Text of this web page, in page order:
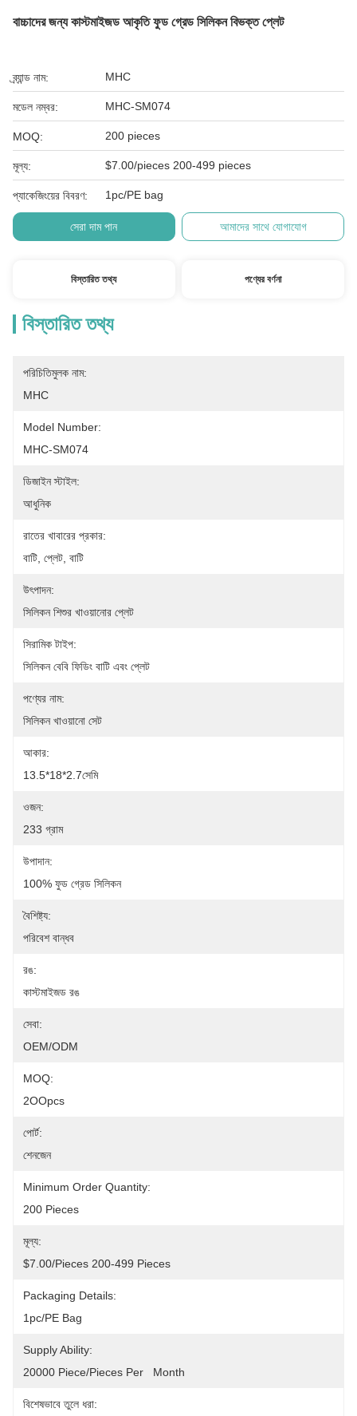
বাচ্চাদের জন্য কাস্টমাইজড আকৃতি ফুড গ্রেড সিলিকন বিভক্ত প্লেট
ব্র্যান্ড নাম: MHC
মডেল নম্বর: MHC-SM074
MOQ: 200 pieces
মূল্য: $7.00/pieces 200-499 pieces
প্যাকেজিংয়ের বিবরণ: 1pc/PE bag
সেরা দাম পান আমাদের সাথে যোগাযোগ
বিস্তারিত তথ্য পণ্যের বর্ণনা
বিস্তারিত তথ্য
পরিচিতিমুলক নাম:
MHC
Model Number:
MHC-SM074
ডিজাইন স্টাইল:
আধুনিক
রাতের খাবারের প্রকার:
বাটি, প্লেট, বাটি
উৎপাদন:
সিলিকন শিশুর খাওয়ানোর প্লেট
সিরামিক টাইপ:
সিলিকন বেবি ফিডিং বাটি এবং প্লেট
পণ্যের নাম:
সিলিকন খাওয়ানো সেট
আকার:
13.5*18*2.7সেমি
ওজন:
233 গ্রাম
উপাদান:
100% ফুড গ্রেড সিলিকন
বৈশিষ্ট্য:
পরিবেশ বান্ধব
রঙ:
কাস্টমাইজড রঙ
সেবা:
OEM/ODM
MOQ:
2OOpcs
পোর্ট:
শেনজেন
Minimum Order Quantity:
200 Pieces
মূল্য:
$7.00/pieces 200-499 Pieces
Packaging Details:
1pc/PE Bag
Supply Ability:
20000 Piece/Pieces Per   Month
বিশেষভাবে তুলে ধরা: